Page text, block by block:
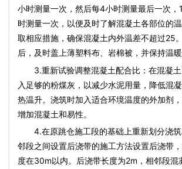
小时测量一次，然后每4小时测量最后一次
时测量一次，以便及时了解混凝土各部位的
取相应措施，确保混凝土内外温差不超过25
后，及时盖上薄塑料布、岩棉被，并保持温暖
3.重新试验调整混凝土配合比：在混凝土
入足够的粉煤灰，以减少水泥用量，降低混
热温升。浇筑时加入适合环境温度的外加剂
增加混凝土和易性。
4.在原跳仓施工段的基础上重新划分浇筑
邻段之间设置后浇带的施工方法设置后浇带
度在30m以内。后浇带长度为2m，相邻段混